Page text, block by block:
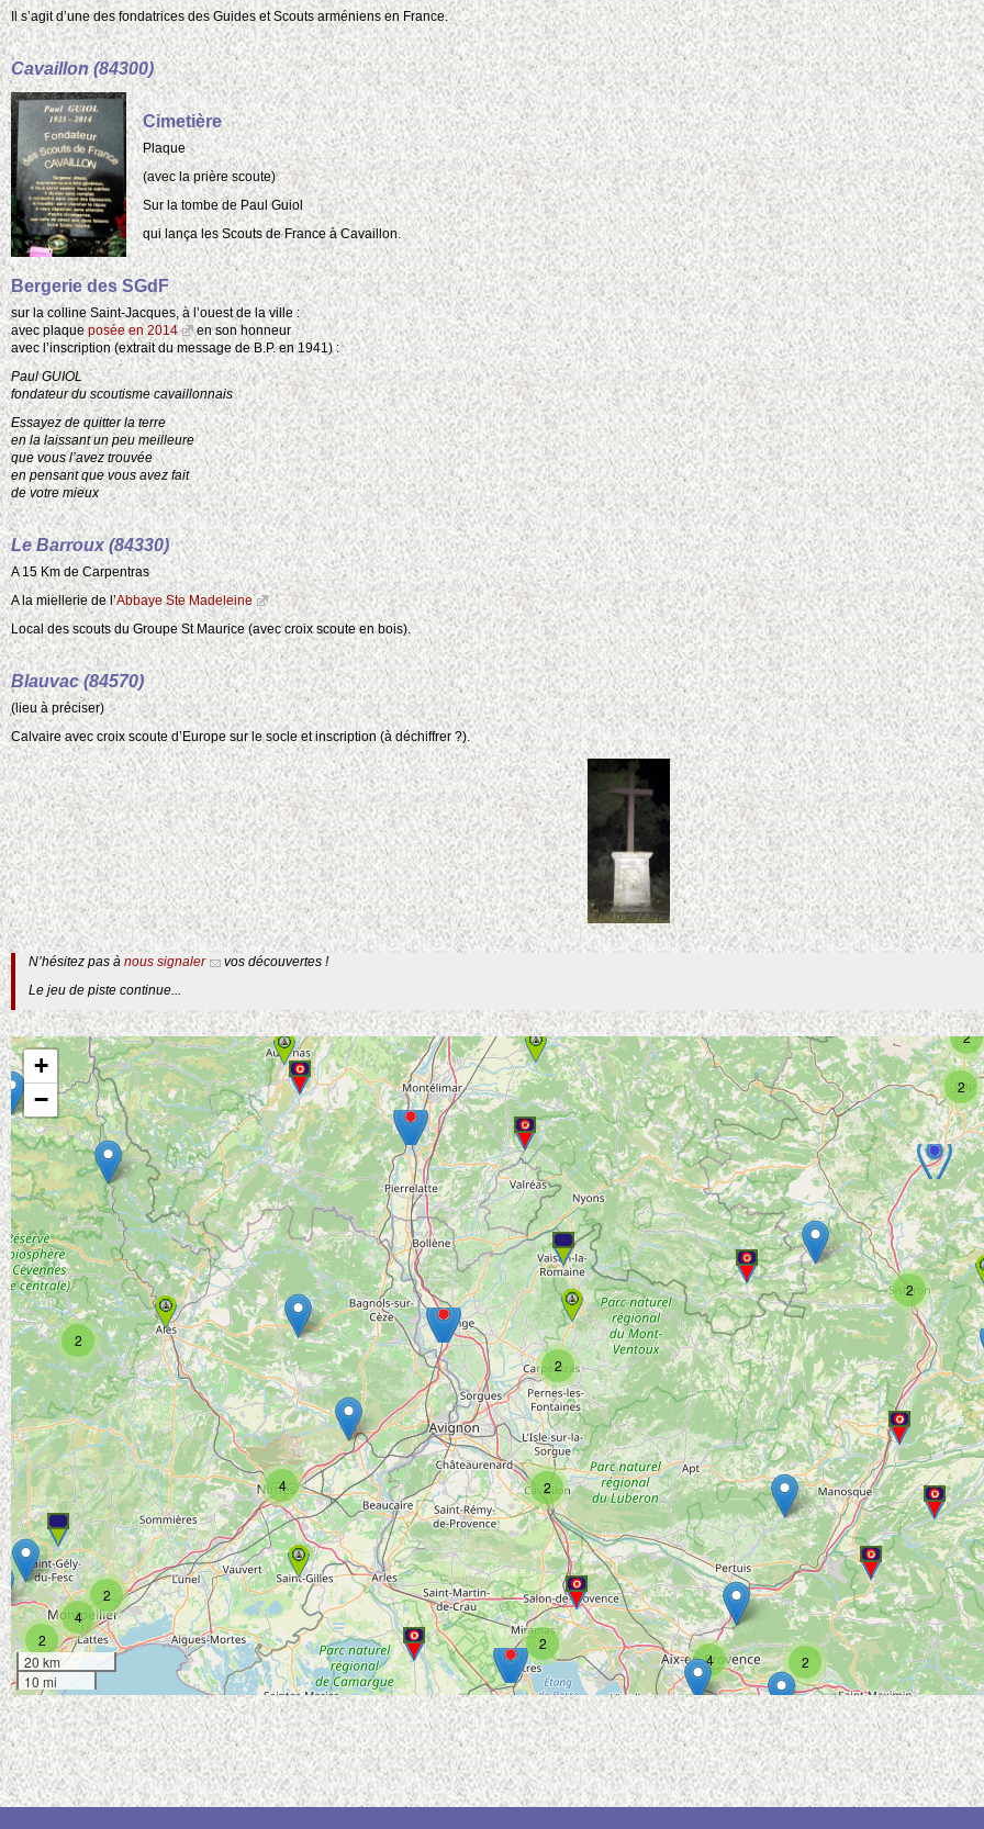
Il s’agit d’une des fondatrices des Guides et Scouts arméniens en France.
Cavaillon (84300)
Cimetière
Plaque
(avec la prière scoute)
Sur la tombe de Paul Guiol
qui lança les Scouts de France à Cavaillon.
Bergerie des SGdF
sur la colline Saint-Jacques, à l’ouest de la ville :
avec plaque posée en 2014
en son honneur
avec l’inscription (extrait du message de B.P. en 1941) :
Paul GUIOL
fondateur du scoutisme cavaillonnais
Essayez de quitter la terre
en la laissant un peu meilleure
que vous l’avez trouvée
en pensant que vous avez fait
de votre mieux
Le Barroux (84330)
A 15 Km de Carpentras
A la miellerie de l’Abbaye Ste Madeleine
Local des scouts du Groupe St Maurice (avec croix scoute en bois).
Blauvac (84570)
(lieu à préciser)
Calvaire avec croix scoute d’Europe sur le socle et inscription (à déchiffrer ?).
N’hésitez pas à nous signaler
vos découvertes !
Le jeu de piste continue...
2
2
2
4
2
3
8 4
9
4
2
2
4
2
2
2
2
2
2
2
2
3
7
2
2
3
2
2
2
2
2
2
2
2
6
15
3
2
7
+
−
20 km
10 mi